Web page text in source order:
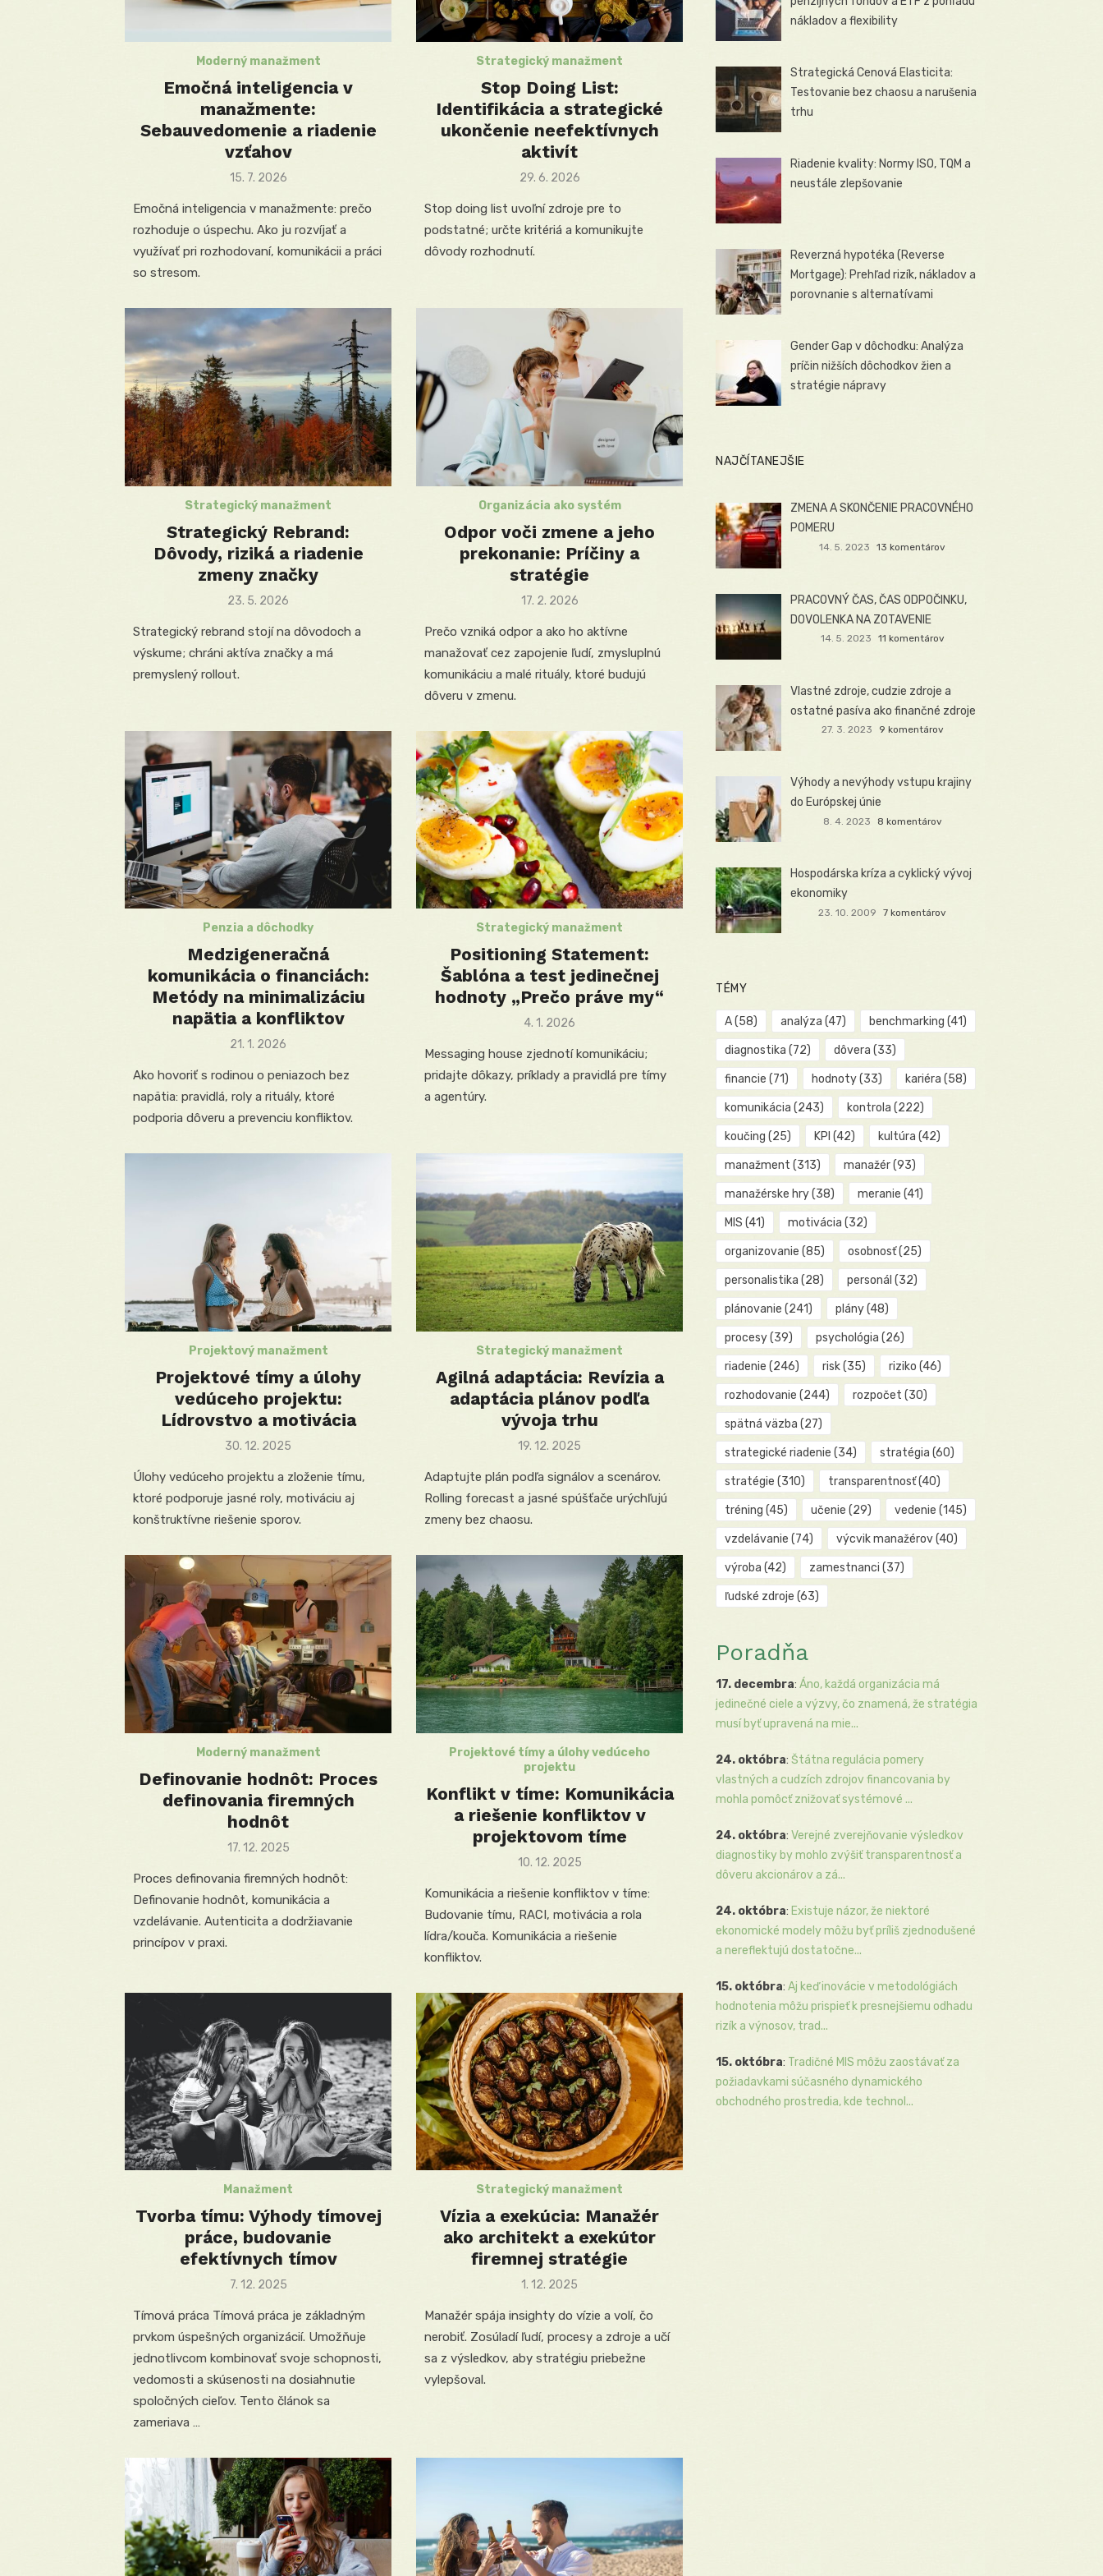
Moderný manažment
Emočná inteligencia v
manažmente:
Sebauvedomenie a riadenie
vzťahov
Posted
15. 7. 2026
Emočná inteligencia v manažmente: prečo
rozhoduje o úspechu. Ako ju rozvíjať a
využívať pri rozhodovaní, komunikácii a práci
so stresom.
Strategický manažment
Stop Doing List:
Identifikácia a strategické
ukončenie neefektívnych
aktivít
Posted
29. 6. 2026
Stop doing list uvoľní zdroje pre to
podstatné; určte kritériá a komunikujte
dôvody rozhodnutí.
Strategický manažment
Strategický Rebrand:
Dôvody, riziká a riadenie
zmeny značky
Posted
23. 5. 2026
Strategický rebrand stojí na dôvodoch a
výskume; chráni aktíva značky a má
premyslený rollout.
Organizácia ako systém
Odpor voči zmene a jeho
prekonanie: Príčiny a
stratégie
Posted
17. 2. 2026
Prečo vzniká odpor a ako ho aktívne
manažovať cez zapojenie ľudí, zmysluplnú
komunikáciu a malé rituály, ktoré budujú
dôveru v zmenu.
Penzia a dôchodky
Medzigeneračná
komunikácia o financiách:
Metódy na minimalizáciu
napätia a konfliktov
Posted
21. 1. 2026
Ako hovoriť s rodinou o peniazoch bez
napätia: pravidlá, roly a rituály, ktoré
podporia dôveru a prevenciu konfliktov.
Strategický manažment
Positioning Statement:
Šablóna a test jedinečnej
hodnoty „Prečo práve my“
Posted
4. 1. 2026
Messaging house zjednotí komunikáciu;
pridajte dôkazy, príklady a pravidlá pre tímy
a agentúry.
Projektový manažment
Projektové tímy a úlohy
vedúceho projektu:
Lídrovstvo a motivácia
Posted
30. 12. 2025
Úlohy vedúceho projektu a zloženie tímu,
ktoré podporuje jasné roly, motiváciu aj
konštruktívne riešenie sporov.
Strategický manažment
Agilná adaptácia: Revízia a
adaptácia plánov podľa
vývoja trhu
Posted
19. 12. 2025
Adaptujte plán podľa signálov a scenárov.
Rolling forecast a jasné spúšťače urýchľujú
zmeny bez chaosu.
Moderný manažment
Definovanie hodnôt: Proces
definovania firemných
hodnôt
Posted
17. 12. 2025
Proces definovania firemných hodnôt:
Definovanie hodnôt, komunikácia a
vzdelávanie. Autenticita a dodržiavanie
princípov v praxi.
Projektové tímy a úlohy vedúceho
projektu
Konflikt v tíme: Komunikácia
a riešenie konfliktov v
projektovom tíme
Posted
10. 12. 2025
Komunikácia a riešenie konfliktov v tíme:
Budovanie tímu, RACI, motivácia a rola
lídra/kouča. Komunikácia a riešenie
konfliktov.
Manažment
Tvorba tímu: Výhody tímovej
práce, budovanie
efektívnych tímov
Posted
7. 12. 2025
Tímová práca Tímová práca je základným
prvkom úspešných organizácií. Umožňuje
jednotlivcom kombinovať svoje schopnosti,
vedomosti a skúsenosti na dosiahnutie
spoločných cieľov. Tento článok sa
zameriava …
Strategický manažment
Vízia a exekúcia: Manažér
ako architekt a exekútor
firemnej stratégie
Posted
1. 12. 2025
Manažér spája insighty do vízie a volí, čo
nerobiť. Zosúladí ľudí, procesy a zdroje a učí
sa z výsledkov, aby stratégiu priebežne
vylepšoval.
nákladov a flexibility
Strategická Cenová Elasticita:
Testovanie bez chaosu a narušenia
trhu
Riadenie kvality: Normy ISO, TQM a
neustále zlepšovanie
Reverzná hypotéka (Reverse
Mortgage): Prehľad rizík, nákladov a
porovnanie s alternatívami
Gender Gap v dôchodku: Analýza
príčin nižších dôchodkov žien a
stratégie nápravy
NAJČÍTANEJŠIE
ZMENA A SKONČENIE PRACOVNÉHO
POMERU
14. 5. 2023 13 komentárov
PRACOVNÝ ČAS, ČAS ODPOČINKU,
DOVOLENKA NA ZOTAVENIE
14. 5. 2023 11 komentárov
Vlastné zdroje, cudzie zdroje a
ostatné pasíva ako finančné zdroje
27. 3. 2023 9 komentárov
Výhody a nevýhody vstupu krajiny
do Európskej únie
8. 4. 2023 8 komentárov
Hospodárska kríza a cyklický vývoj
ekonomiky
23. 10. 2009 7 komentárov
TÉMY
A(58) analýza (47) benchmarking (41)
diagnostika (72) dôvera (33)
financie (71) hodnoty(33) kariéra (58)
komunikácia (243) kontrola (222)
koučing (25) KPI (42) kultúra (42)
manažment (313) manažér(93)
manažérske hry(38) meranie (41)
MIS (41) motivácia (32)
organizovanie (85) osobnosť(25)
personalistika (28) personál (32)
plánovanie (241) plány(48)
procesy(39) psychológia (26)
riadenie (246) risk(35) riziko (46)
rozhodovanie (244) rozpočet (30)
spätná väzba (27)
strategické riadenie (34) stratégia (60)
stratégie (310) transparentnosť(40)
tréning (45) učenie (29) vedenie (145)
vzdelávanie (74) výcvik manažérov(40)
výroba (42) zamestnanci (37)
ľudské zdroje (63)
Poradňa
17. decembra: Áno, každá organizácia má
jedinečné ciele a výzvy, čo znamená, že stratégia
musí byť upravená na mie...
24. októbra: Štátna regulácia pomery
vlastných a cudzích zdrojov financovania by
mohla pomôcť znižovať systémové ...
24. októbra: Verejné zverejňovanie výsledkov
diagnostiky by mohlo zvýšiť transparentnosť a
dôveru akcionárov a zá...
24. októbra: Existuje názor, že niektoré
ekonomické modely môžu byť príliš zjednodušené
a nereflektujú dostatočne...
15. októbra: Aj keď inovácie v metodológiách
hodnotenia môžu prispieť k presnejšiemu odhadu
rizík a výnosov, trad...
15. októbra: Tradičné MIS môžu zaostávať za
požiadavkami súčasného dynamického
obchodného prostredia, kde technol...